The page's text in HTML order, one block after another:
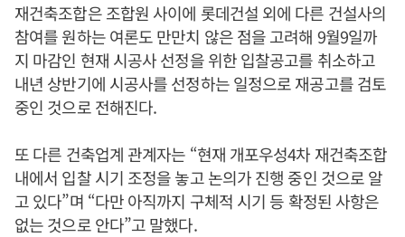
재건축조합은 조합원 사이에 롯데건설 외에 다른 건설사의
참여를 원하는 여론도 만만치 않은 점을 고려해 9월9일까
지 마감인 현재 시공사 선정을 위한 입찰공고를 취소하고
내년 상반기에 시공사를 선정하는 일정으로 재공고를 검토
중인 것으로 전해진다.
또 다른 건축업계 관계자는 “현재 개포우성4차 재건축조합
내에서 입찰 시기 조정을 놓고 논의가 진행 중인 것으로 알
고 있다”며 “다만 아직까지 구체적 시기 등 확정된 사항은
없는 것으로 안다”고 말했다.